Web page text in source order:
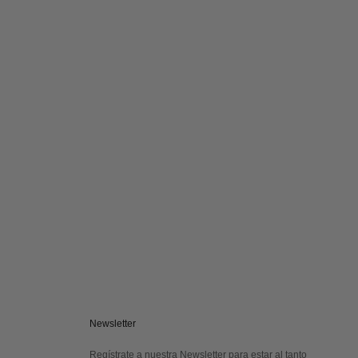
Newsletter
Regístrate a nuestra Newsletter para estar al tanto